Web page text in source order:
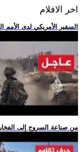
اخر الافلام
.. السفير الأمريكي لدى
.. من صناعة السروج إلى